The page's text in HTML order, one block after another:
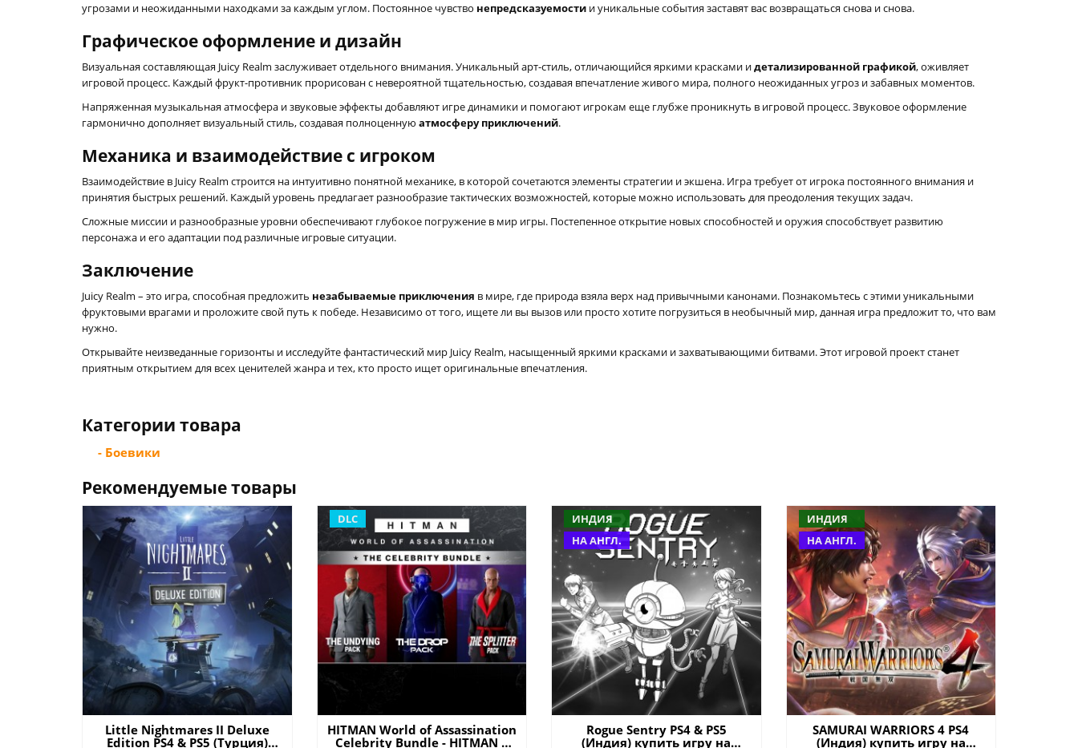
угрозами и неожиданными находками за каждым углом. Постоянное чувство непредсказуемости и уникальные события заставят вас возвращаться снова и снова.
Графическое оформление и дизайн
Визуальная составляющая Juicy Realm заслуживает отдельного внимания. Уникальный арт-стиль, отличающийся яркими красками идетализированной графикой, оживляет
игровой процесс. Каждый фрукт-противник прорисован с невероятной тщательностью, создавая впечатление живого мира, полного неожиданных угроз и забавных моментов.
Напряженная музыкальная атмосфера и звуковые эффекты добавляют игре динамики и помогают игрокам еще глубже проникнуть в игровой процесс. Звуковое оформление
гармонично дополняет визуальный стиль, создавая полноценную атмосферу приключений.
Механика и взаимодействие с игроком
Взаимодействие в Juicy Realm строится на интуитивно понятной механике, в которой сочетаются элементы стратегии и экшена. Игра требует от игрока постоянного внимания и
принятия быстрых решений. Каждый уровень предлагает разнообразие тактических возможностей, которые можно использовать для преодоления текущих задач.
Сложные миссии и разнообразные уровни обеспечивают глубокое погружение в мир игры. Постепенное открытие новых способностей и оружия способствует развитию
персонажа и его адаптации под различные игровые ситуации.
Заключение
Juicy Realm – это игра, способная предложить незабываемые приключения в мире, где природа взяла верх над привычными канонами. Познакомьтесь с этими уникальными
фруктовыми врагами и проложите свой путь к победе. Независимо от того, ищете ли вы вызов или просто хотите погрузиться в необычный мир, данная игра предложит то, что вам
нужно.
Открывайте неизведанные горизонты и исследуйте фантастический мир Juicy Realm, насыщенный яркими красками и захватывающими битвами. Этот игровой проект станет
приятным открытием для всех ценителей жанра и тех, кто просто ищет оригинальные впечатления.
Категории товара
- Боевики
Рекомендуемые товары
Little Nightmares II Deluxe
Edition PS4 & PS5 (Турция)
DLC
HITMAN World of Assassination
Celebrity Bundle - HITMAN 3
ИНДИЯ
НА АНГЛ.
Rogue Sentry PS4 & PS5
(Индия) купить игру на
ИНДИЯ
НА АНГЛ.
SAMURAI WARRIORS 4 PS4
(Индия) купить игру на